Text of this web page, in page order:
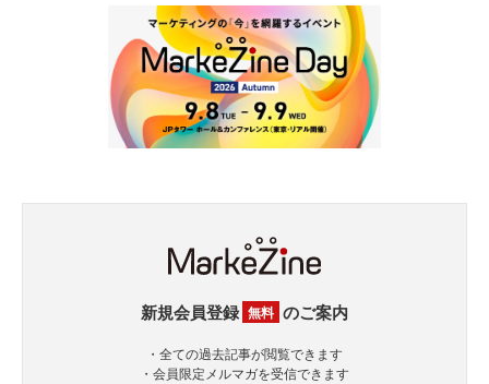
新規会員登録 無料 のご案内
・全ての過去記事が閲覧できます
・会員限定メルマガを受信できます